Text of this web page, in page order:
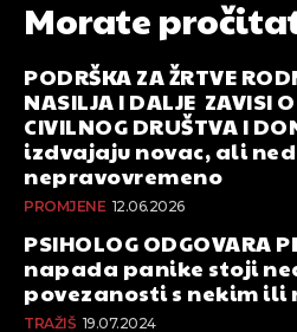
Morate
PODRŠKA ZA ŽRTVE
NASILJA I DALJE ZAVISI
CIVILNOG DRUŠTVA I
izdvajaju novac, ali
nepravovremeno
PROMJENE 12.06.2026
PSIHOLOG ODGOVARA
napada panike stoji
povezanosti s nekim ili
TRAŽIŠ 19.07.2024